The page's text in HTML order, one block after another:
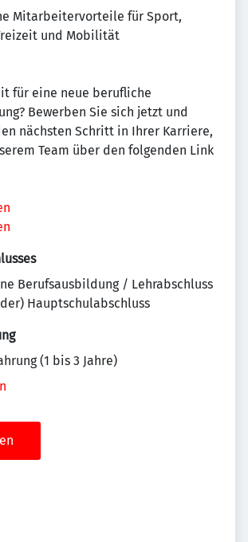
Mitarbeitervorteile für Sport,
und Mobilität
für eine neue berufliche
Bewerben Sie sich jetzt und
nächsten Schritt in Ihrer Karriere,
Team über den folgenden Link
Berufsausbildung / Lehrabschluss
Hauptschulabschluss
(1 bis 3 Jahre)